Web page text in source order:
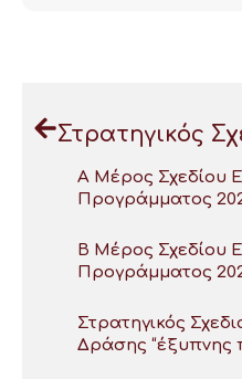
Στρατηγικός
A Μέρος Σχεδίου
Προγράμματος
Β Μέρος Σχεδίου
Προγράμματος
Στρατηγικός
Δράσης “έξυπνης